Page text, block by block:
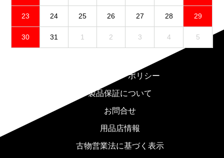
23 24 25 26 27 28 29
30 31 1 2 3 4 5
プライバシーポリシー
製品保証について
お問合せ
用品店情報
古物営業法に基づく表示